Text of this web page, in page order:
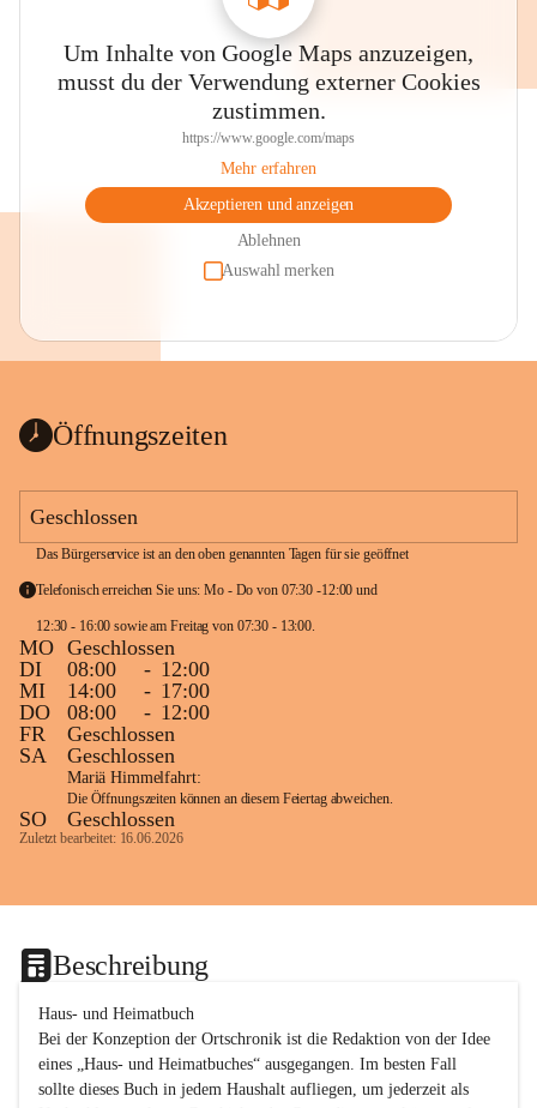
Um Inhalte von Google Maps anzuzeigen,
musst du der Verwendung externer Cookies
zustimmen.
https://www.google.com/maps
Mehr erfahren
Akzeptieren und anzeigen
Ablehnen
Auswahl merken
Öffnungszeiten
Geschlossen
Das Bürgerservice ist an den oben genannten Tagen für sie geöffnet
Telefonisch erreichen Sie uns: Mo - Do von 07:30 -12:00 und
MO Geschlossen
DI
08:00 - 12:00
MI
14:00 - 17:00
DO
08:00 - 12:00
FR
Geschlossen
SA
Geschlossen
Mariä Himmelfahrt:
Die Öffnungszeiten können an diesem Feiertag abweichen.
SO Geschlossen
Zuletzt bearbeitet: 16.06.2026
Beschreibung
Haus- und Heimatbuch
Bei der Konzeption der Ortschronik ist die Redaktion von der Idee
eines „Haus- und Heimatbuches“ ausgegangen. Im besten Fall
sollte dieses Buch in jedem Haushalt aufliegen, um jederzeit als